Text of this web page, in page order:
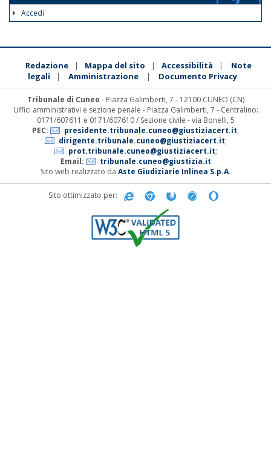
Accedi
Redazione | Mappa del sito | Accessibilità |
Note
legali
| Amministrazione | Documento Privacy
Tribunale di Cuneo - Piazza Galimberti, 7 - 12100 CUNEO (CN)
Uffici amministrativi e sezione penale - Piazza Galimberti, 7 - Centralino:
0171/607611 e 0171/607610 / Sezione civile - via Bonelli, 5
PEC:
presidente.tribunale.cuneo@giustiziacert.it;
dirigente.tribunale.cuneo@giustiziacert.it;
prot.tribunale.cuneo@giustiziacert.it;
Email:
tribunale.cuneo@giustizia.it
Sito web realizzato da Aste Giudiziarie Inlinea S.p.A.
Sito ottimizzato per: